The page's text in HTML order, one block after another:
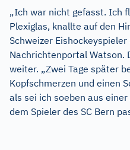
„Ich war nicht gefasst. Ich
Plexiglas, knallte auf den
Schweizer
Nachrichtenportal Watson.
weiter. „Zwei Tage später
Kopfschmerzen und einen
als sei ich soeben aus
dem Spieler des SC Bern